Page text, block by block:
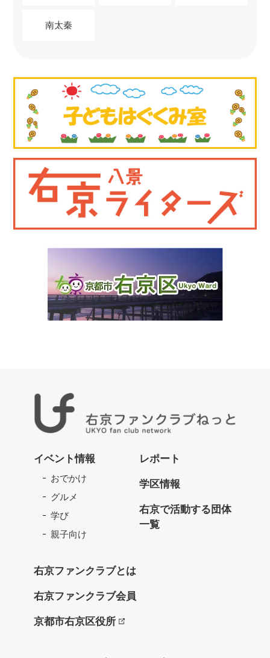
南太秦
京
フ
と
イベント情報
おでかけ
グルメ
学び
親子向け
レポート
学区情報
右京で活動する団体
一覧
右京ファンクラブとは
右京ファンクラブ会員
京都市右京区役所